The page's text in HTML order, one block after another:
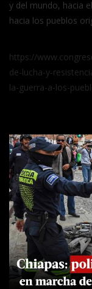
y del mundo, hacia
hacia los pueblos
https://
de-lucha-y-
la-guerra-a-los-